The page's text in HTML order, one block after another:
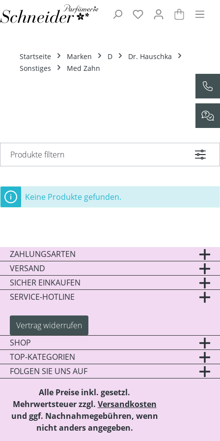
Zum Hauptinhalt springen
Startseite Marken D
Dr. Hauschka
Sonstiges
Med Zahn
Produkte filtern
Keine Produkte gefunden.
ZAHLUNGSARTEN
VERSAND
SICHER EINKAUFEN
SERVICE-HOTLINE
Vertrag widerrufen
SHOP
TOP-KATEGORIEN
FOLGEN SIE UNS AUF
Alle Preise inkl. gesetzl.
Mehrwertsteuer zzgl. Versandkosten
und ggf. Nachnahmegebühren, wenn
nicht anders angegeben.